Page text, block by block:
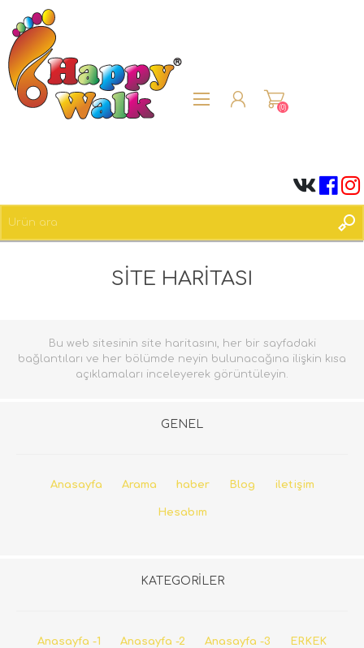
(0)
SITE HARITASI
Bu web sitesinin site haritasını, her bir sayfadaki
bağlantıları ve her bölümde neyin bulunacağına ilişkin kısa
açıklamaları inceleyerek görüntüleyin.
GENEL
Anasayfa Arama haber Blog iletişim
Hesabım
KATEGORILER
Anasayfa -1 Anasayfa -2 Anasayfa -3 ERKEK